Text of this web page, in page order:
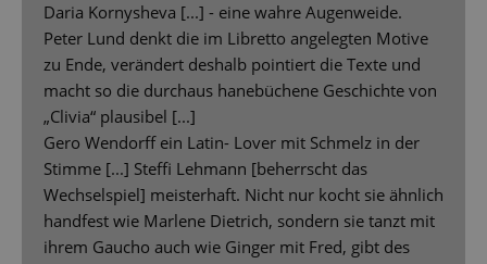
Daria Kornysheva [...] - eine wahre Augenweide.
Peter Lund denkt die im Libretto angelegten Motive
zu Ende, verändert deshalb pointiert die Texte und
macht so die durchaus hanebüchene Geschichte von
„Clivia“ plausibel [...]
Gero Wendorff ein Latin- Lover mit Schmelz in der
Stimme [...] Steffi Lehmann [beherrscht das
Wechselspiel] meisterhaft. Nicht nur kocht sie ähnlich
handfest wie Marlene Dietrich, sondern sie tanzt mit
ihrem Gaucho auch wie Ginger mit Fred, gibt des